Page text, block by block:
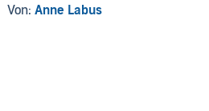
Von:Anne Labus